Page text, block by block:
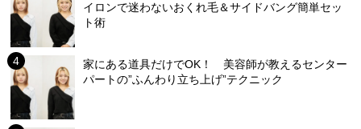
イロンで迷わないおくれ毛＆サイドバング簡単セッ
ト術
家にある道具だけでOK！ 美容師が教えるセンター
パートの”ふんわり立ち上げ”テクニック